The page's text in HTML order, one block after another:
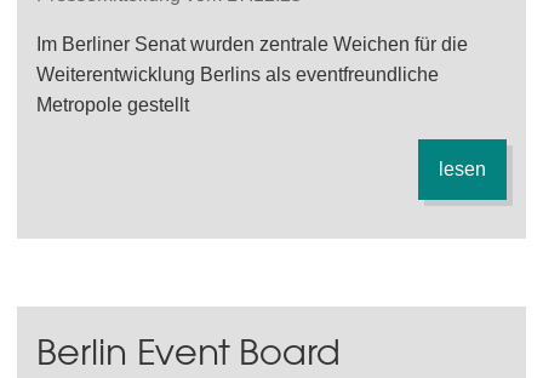
Im Berliner Senat wurden zentrale Weichen für die
Weiterentwicklung Berlins als eventfreundliche
Metropole gestellt
lesen
Berlin Event Board